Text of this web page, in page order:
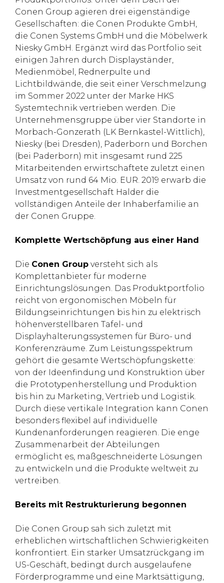
Conen Group agieren drei eigenständige
Gesellschaften: die Conen Produkte GmbH,
die Conen Systems GmbH und die Möbelwerk
Niesky GmbH. Ergänzt wird das Portfolio seit
einigen Jahren durch Displayständer,
Medienmöbel, Rednerpulte und
Lichtbildwände, die seit einer Verschmelzung
im Sommer 2022 unter der Marke HKS
Systemtechnik vertrieben werden. Die
Unternehmensgruppe über vier Standorte in
Morbach-Gonzerath (LK Bernkastel-Wittlich),
Niesky (bei Dresden), Paderborn und Borchen
(bei Paderborn) mit insgesamt rund 225
Mitarbeitenden erwirtschaftete zuletzt einen
Umsatz von rund 64 Mio. EUR. 2019 erwarb die
Investmentgesellschaft Halder die
vollständigen Anteile der Inhaberfamilie an
der Conen Gruppe.
Komplette Wertschöpfung aus einer Hand
Die Conen Group versteht sich als
Komplettanbieter für moderne
Einrichtungslösungen. Das Produktportfolio
reicht von ergonomischen Möbeln für
Bildungseinrichtungen bis hin zu elektrisch
höhenverstellbaren Tafel- und
Displayhalterungssystemen für Büro- und
Konferenzräume. Zum Leistungsspektrum
gehört die gesamte Wertschöpfungskette:
von der Ideenfindung und Konstruktion über
die Prototypenherstellung und Produktion
bis hin zu Marketing, Vertrieb und Logistik.
Durch diese vertikale Integration kann Conen
besonders flexibel auf individuelle
Kundenanforderungen reagieren. Die enge
Zusammenarbeit der Abteilungen
ermöglicht es, maßgeschneiderte Lösungen
zu entwickeln und die Produkte weltweit zu
vertreiben.
Bereits mit Restrukturierung begonnen
Die Conen Group sah sich zuletzt mit
erheblichen wirtschaftlichen Schwierigkeiten
konfrontiert. Ein starker Umsatzrückgang im
US-Geschäft, bedingt durch ausgelaufene
Förderprogramme und eine Marktsättigung,